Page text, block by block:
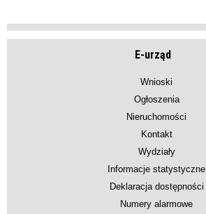
E-urząd
Wnioski
Ogłoszenia
Nieruchomości
Kontakt
Wydziały
Informacje statystyczne
Deklaracja dostępności
Numery alarmowe